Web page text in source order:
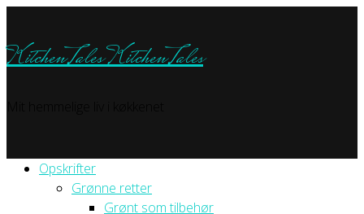
KitchenTalesKitchenTales
Opskrifter
Grønne retter
Grønt som tilbehør